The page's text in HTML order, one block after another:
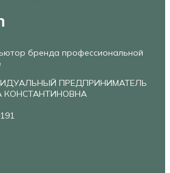
бренда профессиональной
ПРЕДПРИНИМАТЕЛЬ
КОНСТАНТИНОВНА